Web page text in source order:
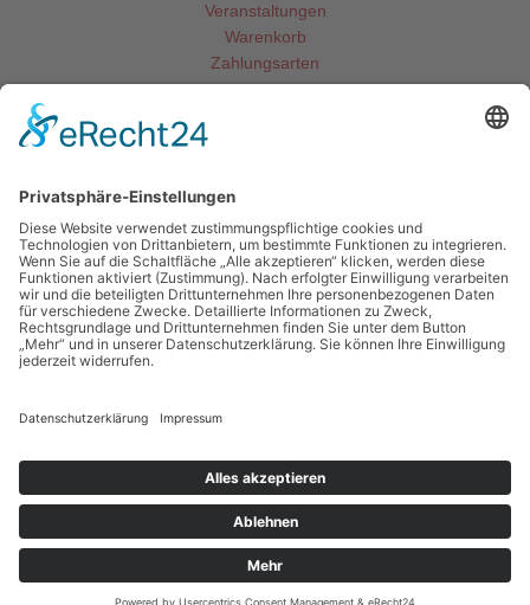
Veranstaltungen
Warenkorb
Zahlungsarten
Gemeinde Mainhausen
Rheinstraße 3
63533 Mainhausen
06182 8900 -79 o. -85
jugend@mainhausen.de
Datenschutzerklärung
Teilnahmebedingungen
Kontakt
Copyright © 2017-2026 Gemeinde Mainhausen | Made with ❤️ in